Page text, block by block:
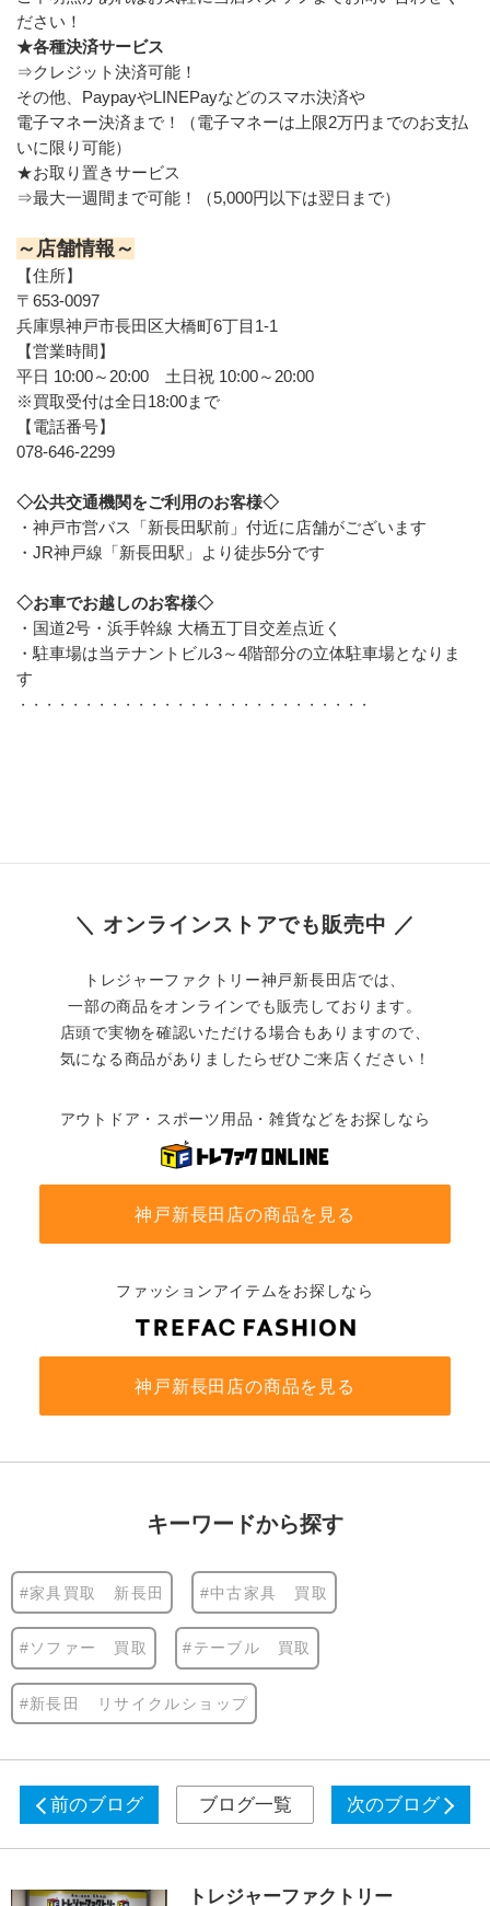
ださい！
★各種決済サービス
⇒クレジット決済可能！
その他、PaypayやLINEPayなどのスマホ決済や
電子マネー決済まで！（電子マネーは上限2万円までのお支払
いに限り可能）
★お取り置きサービス
⇒最大一週間まで可能！（5,000円以下は翌日まで）
～店舗情報～
【住所】
〒653-0097
兵庫県神戸市長田区大橋町6丁目1-1
【営業時間】
平日 10:00～20:00　土日祝 10:00～20:00
※買取受付は全日18:00まで
【電話番号】
078-646-2299
◇公共交通機関をご利用のお客様◇
・神戸市営バス「新長田駅前」付近に店舗がございます
・JR神戸線「新長田駅」より徒歩5分です
◇お車でお越しのお客様◇
・国道2号・浜手幹線 大橋五丁目交差点近く
・駐車場は当テナントビル3～4階部分の立体駐車場となりま
す
・・・・・・・・・・・・・・・・・・・・・・・・・・・
＼ オンラインストアでも販売中 ／
トレジャーファクトリー神戸新長田店では、
一部の商品をオンラインでも販売しております。
店頭で実物を確認いただける場合もありますので、
気になる商品がありましたらぜひご来店ください！
アウトドア・スポーツ用品・雑貨などをお探しなら
神戸新長田店の商品を見る
ファッションアイテムをお探しなら
神戸新長田店の商品を見る
キーワードから探す
#家具買取 新長田 #中古家具 買取
#ソファー 買取 #テーブル 買取
#新長田 リサイクルショップ
前のブログ ブログ一覧 次のブログ
トレジャーファクトリー